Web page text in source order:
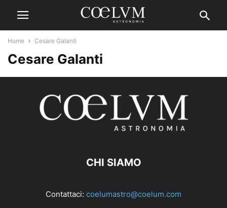
Home Cesare Galanti
Cesare Galanti
CHI SIAMO
Contattaci: coelumastro@coelum.com